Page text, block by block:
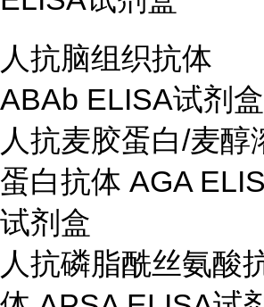
人抗脑组织抗体
ABAb ELISA试剂盒
人抗麦胶蛋白/麦醇
蛋白抗体 AGA
试剂盒
人抗磷脂酰丝氨酸